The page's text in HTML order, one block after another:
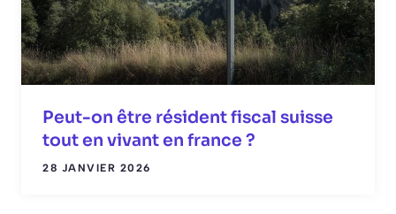
Peut-on être résident fiscal suisse
tout en vivant en france ?
28 JANVIER 2026